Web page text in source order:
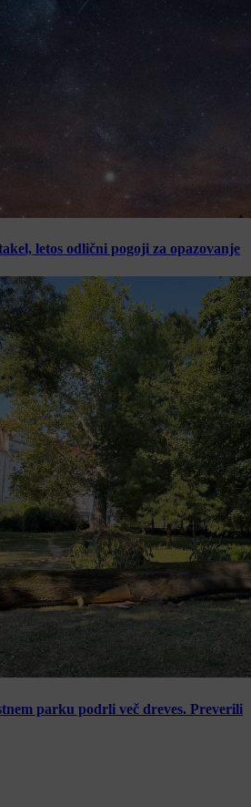
letos odlični pogoji za opazovanje
parku podrli več dreves. Preverili